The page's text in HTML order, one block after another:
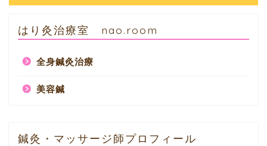
はり灸治療室 nao.room
全身鍼灸治療
美容鍼
鍼灸・マッサージ師プロフィール